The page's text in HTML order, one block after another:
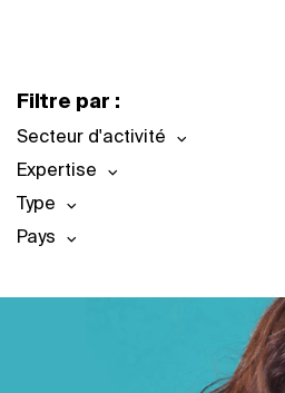
Filtre par :
Secteur d'activité
Expertise
Type
Pays